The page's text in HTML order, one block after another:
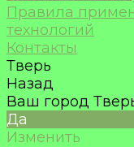
Правила
технологий
Контакты
Тверь
Назад
Ваш город
Да
Изменить